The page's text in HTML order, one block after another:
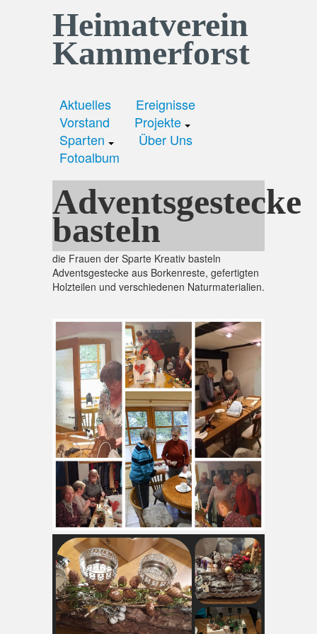
Heimatverein
Kammerforst
Aktuelles
Ereignisse
Vorstand
Projekte
Sparten
Über Uns
Fotoalbum
Adventsgestecke
basteln
die Frauen der Sparte Kreativ basteln
Adventsgestecke aus Borkenreste, gefertigten
Holzteilen und verschiedenen Naturmaterialien.